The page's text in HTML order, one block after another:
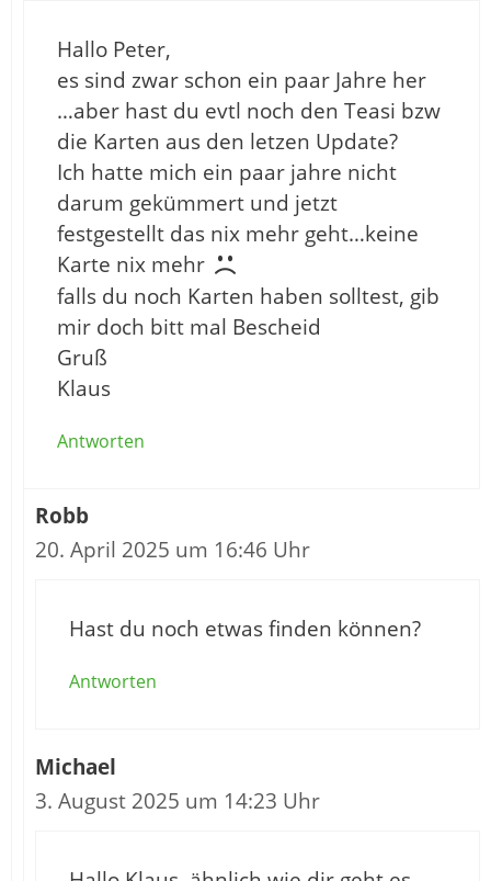
Hallo Peter,
es sind zwar schon ein paar Jahre her
…aber hast du evtl noch den Teasi bzw
die Karten aus den letzen Update?
Ich hatte mich ein paar jahre nicht
darum gekümmert und jetzt
festgestellt das nix mehr geht…keine
Karte nix mehr
falls du noch Karten haben solltest, gib
mir doch bitt mal Bescheid
Gruß
Klaus
Antworten
Robb
20. April 2025 um 16:46 Uhr
Hast du noch etwas finden können?
Antworten
Michael
3. August 2025 um 14:23 Uhr